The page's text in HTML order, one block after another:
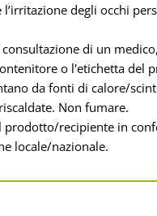
l’irritazione degli occhi
di un
o l'etichetta del
da fonti di calore/
Non fumare.
prodotto/recipiente in
locale/nazionale.